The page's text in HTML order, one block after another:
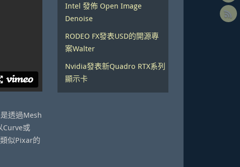
透過Mesh
Curve或
似Pixar的
Intel 發佈 Open Image
Denoise
RODEO FX發表USD的開源專
案Walter
Nvidia發表新Quadro RTX系列
顯示卡